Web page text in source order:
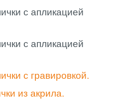
с апликацией
с апликацией
с гравировкой.
из акрила.